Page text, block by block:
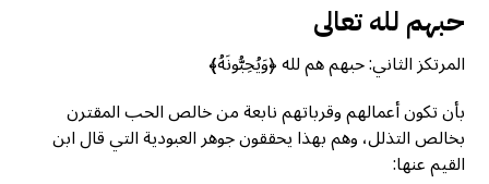
حبهم لله تعالى
المرتكز الثاني: حبهم هم لله ﴿وَيُحِبُّونَهُ﴾
بأن تكون أعمالهم وقرباتهم نابعة من خالص الحب المقترن
بخالص التذلل، وهم بهذا يحققون جوهر العبودية التي قال ابن
القيم عنها: